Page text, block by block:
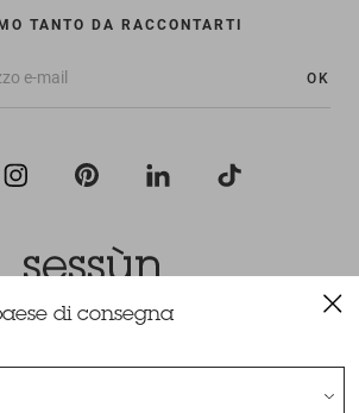
TANTO DA RACCONTARTI
OK
i diritti riservati Sessùn 2022
di consegna